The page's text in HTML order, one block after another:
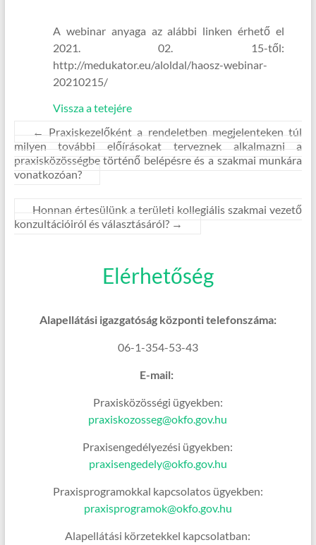
A webinar anyaga az alábbi linken érhető el
2021. 02. 15-től:
http://medukator.eu/aloldal/haosz-webinar-
20210215/
Vissza a tetejére
← Praxiskezelőként a rendeletben megjelenteken túl
milyen további előírásokat terveznek alkalmazni a
praxisközösségbe történő belépésre és a szakmai munkára
vonatkozóan?
Honnan értesülünk a területi kollegiális szakmai vezető
konzultációiról és választásáról? →
Elérhetőség
Alapellátási igazgatóság központi telefonszáma:
06-1-354-53-43
E-mail:
Praxisközösségi ügyekben:
praxiskozosseg@okfo.gov.hu
Praxisengedélyezési ügyekben:
praxisengedely@okfo.gov.hu
Praxisprogramokkal kapcsolatos ügyekben:
praxisprogramok@okfo.gov.hu
Alapellátási körzetekkel kapcsolatban: